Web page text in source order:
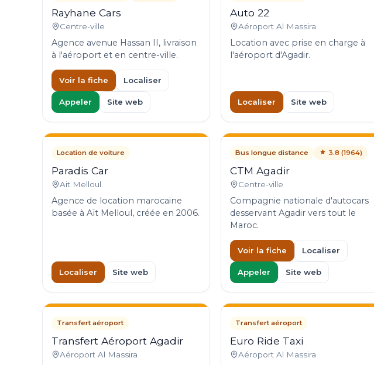
Rayhane Cars
Centre-ville
Agence avenue Hassan II, livraison
à l'aéroport et en centre-ville.
Voir la fiche Localiser
Appeler Site web
Auto 22
Aéroport Al Massira
Location avec prise en charge à
l'aéroport d'Agadir.
Localiser Site web
Location de voiture
Paradis Car
Ait Melloul
Agence de location marocaine
basée à Aït Melloul, créée en 2006.
Localiser Site web
Bus longue distance 3.8 (1964)
CTM Agadir
Centre-ville
Compagnie nationale d'autocars
desservant Agadir vers tout le
Maroc.
Voir la fiche Localiser
Appeler Site web
Transfert aéroport
Transfert Aéroport Agadir
Aéroport Al Massira
Transfert aéroport
Euro Ride Taxi
Aéroport Al Massira